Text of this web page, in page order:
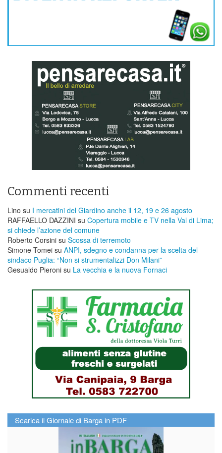
Commenti recenti
Lino su I mercatini del Giardino anche il 12, 19 e 26 agosto
RAFFAELLO DAZZINI su ​Copertura mobile e TV nella Val di Lima;
si chiede l’azione del comune
Roberto Corsini su Scossa di terremoto
Simone Tomei su ANPI, sdegno e condanna per la scelta del
sindaco Puglia: “Non si strumentalizzi Don Milani”
Gesualdo Pieroni su La vecchia e la nuova Fornaci
Scarica il Giornale di Barga in PDF